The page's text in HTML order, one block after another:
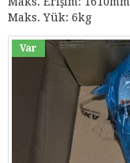
Maks. Yük: 6kg
Var